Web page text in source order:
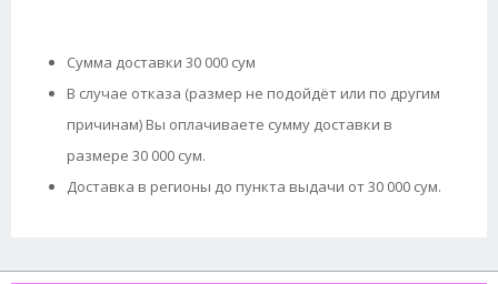
Сумма доставки 30 000 сум
В случае отказа (размер не подойдёт или по другим
причинам) Вы оплачиваете сумму доставки в
размере 30 000 сум.
Доставка в регионы до пункта выдачи от 30 000 сум.